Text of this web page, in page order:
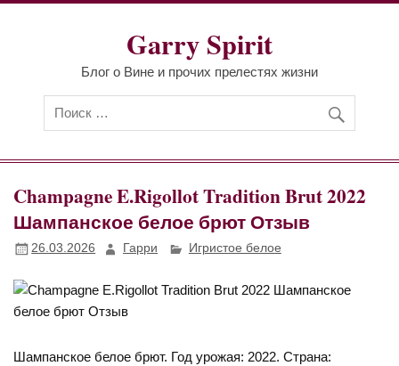
Перейти
Garry Spirit
Блог о Вине и прочих прелестях жизни
Champagne E.Rigollot Tradition Brut 2022
Шампанское белое брют Отзыв
26.03.2026 Гарри Игристое белое
Шампанское белое брют. Год урожая: 2022. Страна: